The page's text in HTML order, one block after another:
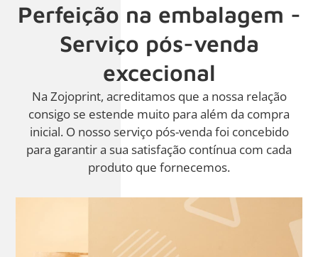
Perfeição na embalagem -
Serviço pós-venda
excecional
Na Zojoprint, acreditamos que a nossa relação
consigo se estende muito para além da compra
inicial. O nosso serviço pós-venda foi concebido
para garantir a sua satisfação contínua com cada
produto que fornecemos.